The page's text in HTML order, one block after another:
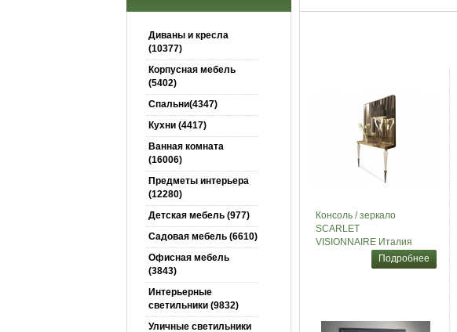
Диваны и кресла
(10377)
Корпусная мебель
(5402)
Спальни(4347)
Кухни (4417)
Ванная комната
(16006)
Предметы интерьера
(12280)
Детская мебель (977)
Садовая мебель (6610)
Офисная мебель
(3843)
Интерьерные
светильники (9832)
Уличные светильники
Консоль / зеркало
SCARLET
VISIONNAIRE Италия
Подробнее